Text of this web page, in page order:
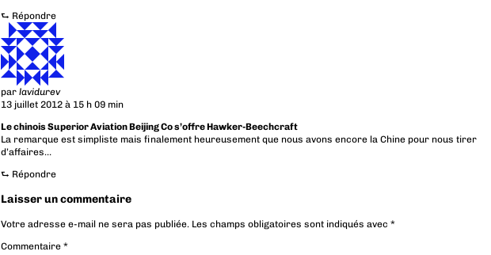
⮑ Répondre
par lavidurev
13 juillet 2012 à 15 h 09 min
Le chinois Superior Aviation Beijing Co s’offre Hawker-Beechcraft
La remarque est simpliste mais finalement heureusement que nous avons encore la Chine pour nous tirer
d’affaires…
⮑ Répondre
Laisser un commentaire
Votre adresse e-mail ne sera pas publiée. Les champs obligatoires sont indiqués avec *
Commentaire *